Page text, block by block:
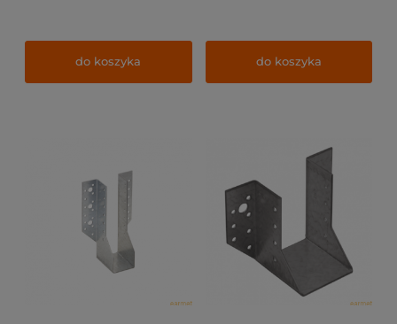
do koszyka do koszyka